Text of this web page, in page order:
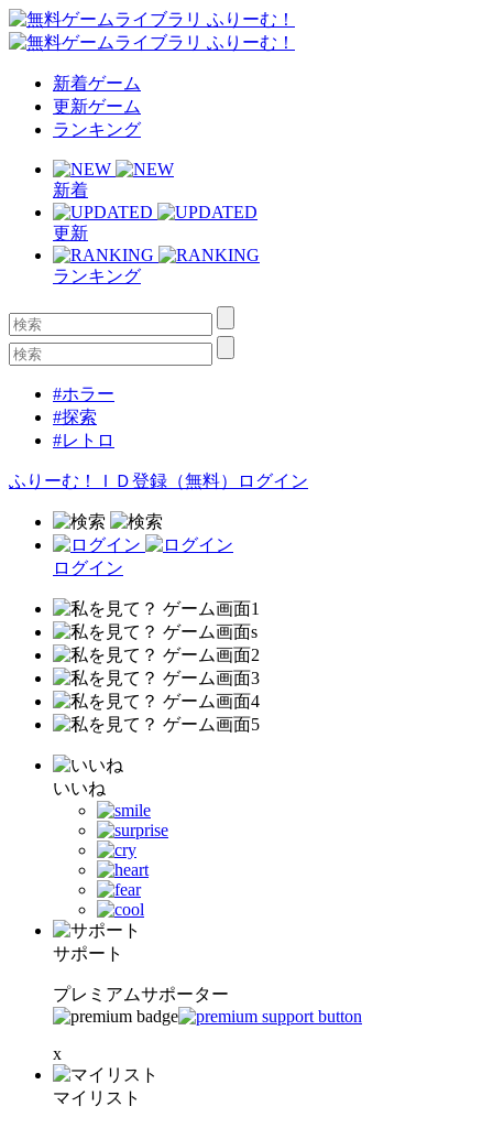
新着ゲーム
更新ゲーム
ランキング
新着
更新
ランキング
#ホラー
#探索
#レトロ
ふりーむ！ＩＤ登録（無料） ログイン
ログイン
いいね
サポート
プレミアムサポーター
x
マイリスト